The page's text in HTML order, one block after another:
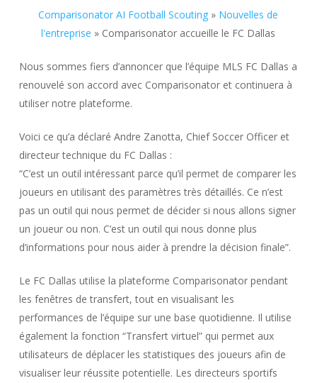
Comparisonator AI Football Scouting » Nouvelles de
l'entreprise » Comparisonator accueille le FC Dallas
Nous sommes fiers d’annoncer que l’équipe MLS FC Dallas a
renouvelé son accord avec Comparisonator et continuera à
utiliser notre plateforme.
Voici ce qu’a déclaré Andre Zanotta, Chief Soccer Officer et
directeur technique du FC Dallas :
“C’est un outil intéressant parce qu’il permet de comparer les
joueurs en utilisant des paramètres très détaillés. Ce n’est
pas un outil qui nous permet de décider si nous allons signer
un joueur ou non. C’est un outil qui nous donne plus
d’informations pour nous aider à prendre la décision finale”.
Le FC Dallas utilise la plateforme Comparisonator pendant
les fenêtres de transfert, tout en visualisant les
performances de l’équipe sur une base quotidienne. Il utilise
également la fonction “Transfert virtuel” qui permet aux
utilisateurs de déplacer les statistiques des joueurs afin de
visualiser leur réussite potentielle. Les directeurs sportifs